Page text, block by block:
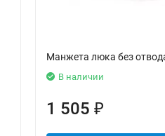
Манжета люка без
В наличии
1 505 ₽